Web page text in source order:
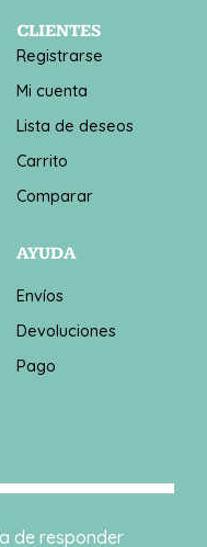
CLIENTES
Registrarse
Mi cuenta
Lista de deseos
Carrito
Comparar
AYUDA
Envíos
Devoluciones
Pago
de responder